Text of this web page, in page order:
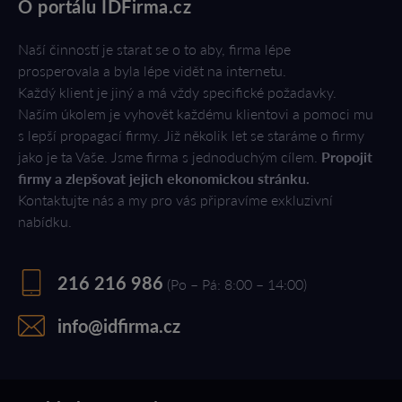
O portálu IDFirma.cz
Naší činností je starat se o to aby, firma lépe
prosperovala a byla lépe vidět na internetu.
Každý klient je jiný a má vždy specifické požadavky.
Naším úkolem je vyhovět každému klientovi a pomoci mu
s lepší propagací firmy. Již několik let se staráme o firmy
jako je ta Vaše. Jsme firma s jednoduchým cílem. Propojit
firmy a zlepšovat jejich ekonomickou stránku.
Kontaktujte nás a my pro vás připravíme exkluzivní
nabídku.
216 216 986 (Po – Pá: 8:00 – 14:00)
info@idfirma.cz